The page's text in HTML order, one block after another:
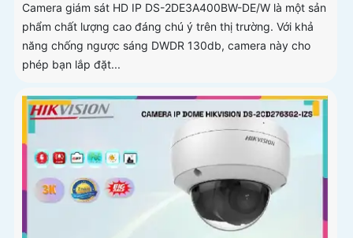
Camera giám sát HD IP DS-2DE3A400BW-DE/W là một sản
phẩm chất lượng cao đáng chú ý trên thị trường. Với khả
năng chống ngược sáng DWDR 130db, camera này cho
phép bạn lắp đặt...